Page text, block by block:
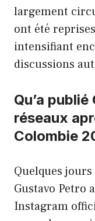
largement
ont été
intensifiant
discussions
Qu’a
réseaux
Colombie
Quelques
Gustavo Petro
Instagram